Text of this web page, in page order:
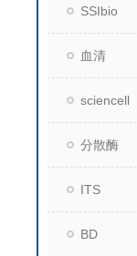
SSIbio
血清
sciencell
分散酶
ITS
BD